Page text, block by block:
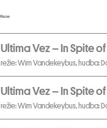
Ultima Vez – In Spite
režie: Wim Vandekeybus, hudba:
Ultima Vez – In Spite
režie: Wim Vandekeybus, hudba: